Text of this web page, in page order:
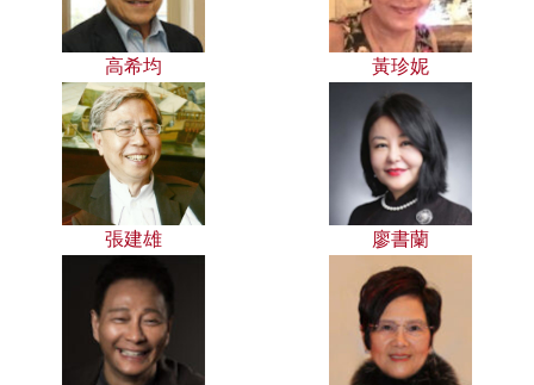
高希均 黃珍妮
張建雄 廖書蘭